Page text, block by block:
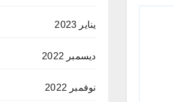
يناير 2023
ديسمبر 2022
نوفمبر 2022